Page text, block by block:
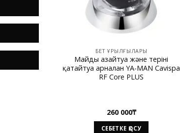
БЕТ ҚҰРЫЛҒЫЛАРЫ
Майды азайтуға және теріні
қатайтуға арналған YA-MAN Cavispa
RF Core PLUS
260 000₸
СЕБЕТКЕ ҚОСУ